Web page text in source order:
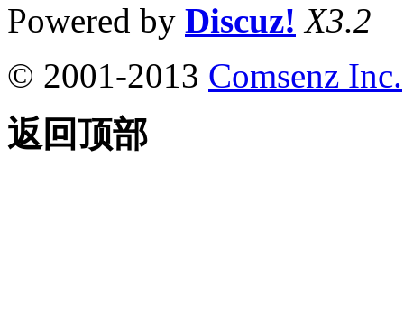
Powered by Discuz! X3.2
© 2001-2013 Comsenz Inc.
返回顶部